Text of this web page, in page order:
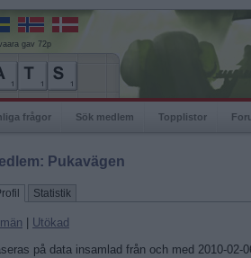
gav 72p
frågor Sök medlem Topplistor
Pukavägen
Statistik
Utökad
på data insamlad från och med 2010-02-